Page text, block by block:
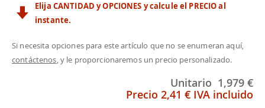
Elija CANTIDAD y OPCIONES y calcule el PRECIO al
instante.
Si necesita opciones para este artículo que no se enumeran aquí,
contáctenos, y le proporcionaremos un precio personalizado.
Unitario 1,979 €
Precio 2,41 € IVA incluido